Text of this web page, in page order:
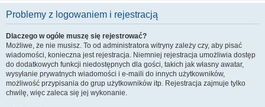
Problemy z logowaniem i rejestracją
Dlaczego w ogóle muszę się rejestrować?
Możliwe, że nie musisz. To od administratora witryny zależy czy, aby pisać
wiadomości, konieczna jest rejestracja. Niemniej rejestracja umożliwia dostęp
do dodatkowych funkcji niedostępnych dla gości, takich jak własny awatar,
wysyłanie prywatnych wiadomości i e-maili do innych użytkowników,
możliwość przypisania do grup użytkowników itp. Rejestracja zajmuje tylko
chwilę, więc zaleca się jej wykonanie.